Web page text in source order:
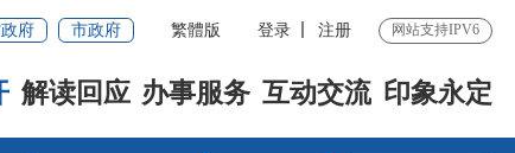
府 市政府 繁體版 登录 注册 网站支持IPV6
解读回应 办事服务 互动交流 印象永定